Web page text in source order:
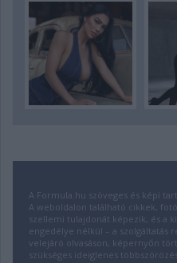
A Formula.hu szöveges és képi
A weboldalon található cikkek,
szellemi tulajdonát képezik, és a
engedélye nélkül – a szolgáltatás
velejáró olvasáson, képernyőn
szükséges ideiglenes